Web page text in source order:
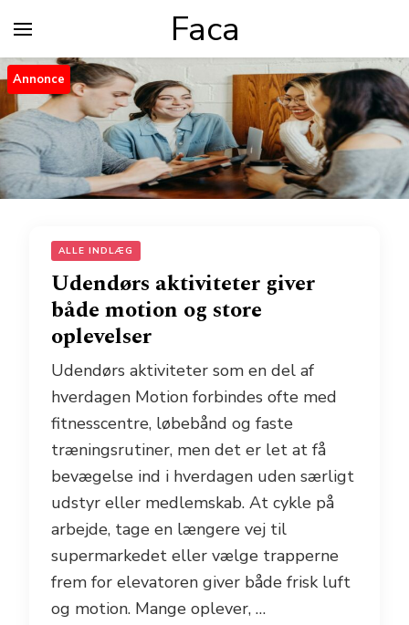
Faca
Annonce
ALLE INDLÆG
Udendørs aktiviteter giver
både motion og store
oplevelser
Udendørs aktiviteter som en del af
hverdagen Motion forbindes ofte med
fitnesscentre, løbebånd og faste
træningsrutiner, men det er let at få
bevægelse ind i hverdagen uden særligt
udstyr eller medlemskab. At cykle på
arbejde, tage en længere vej til
supermarkedet eller vælge trapperne
frem for elevatoren giver både frisk luft
og motion. Mange oplever, …